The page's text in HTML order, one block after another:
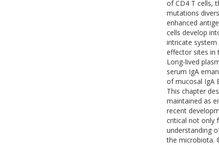
of CD4 T cells,
mutations
enhanced
cells develop
intricate
effector sites in
Long-lived
serum IgA
of mucosal IgA
This chapter
maintained as
recent
critical not only
understanding
the microbiota.